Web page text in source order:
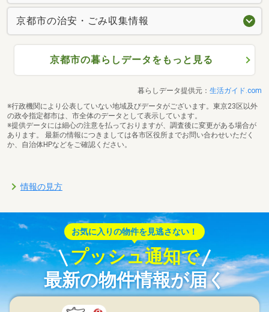
京都市の治安・ごみ収集情報
京都市の暮らしデータをもっと見る
暮らしデータ提供元： 生活ガイド.com
※行政機関により公表していない地域及びデータがございます。東京23区以外
の政令指定都市は、市全体のデータとして表示しています。
※提供データには細心の注意を払っておりますが、調査後に変更がある場合が
あります。 最新の情報につきましては各市区役所までお問い合わせいただく
か、自治体HPなどをご確認ください。
情報の見方
お気に入りの物件を見逃さない！
プッシュ通知で
最新の物件情報が届く